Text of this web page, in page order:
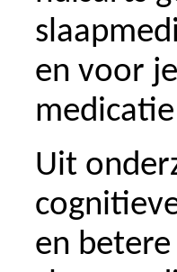
en voor
Uit
en